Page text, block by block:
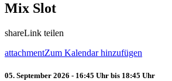
Mix Slot
shareLink teilen
attachmentZum Kalendar hinzufügen
05. September 2026 - 16:45 Uhr bis 18:45 Uhr